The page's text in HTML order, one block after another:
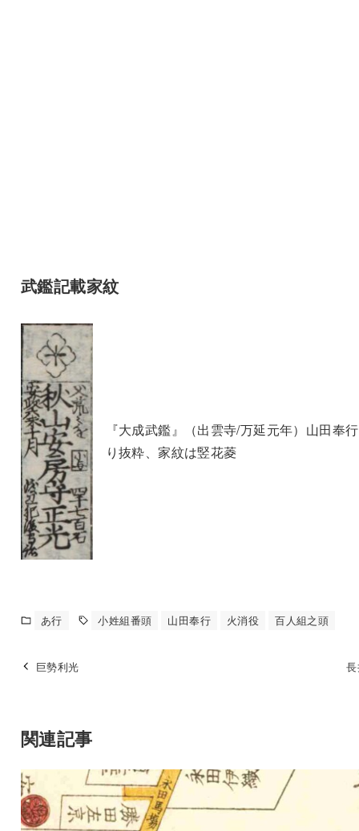
武鑑記載家紋
『大成武鑑』（出雲寺/万延元年）山田奉
り抜粋、家紋は竪花菱
あ行 小姓組番頭 山田奉行 火消役 百人組之頭
巨勢利光
関連記事